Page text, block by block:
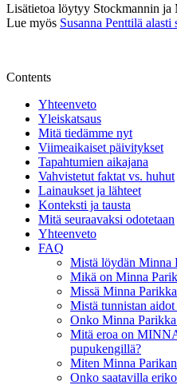
Lisätietoa löytyy Stockmannin ja
Lue myös Susanna Penttilä
Contents
Yhteenveto
Yleiskatsaus
Mitä tiedämme nyt
Viimeaikaiset päivitykset
Tapahtumien aikajana
Vahvistetut faktat vs. huhut
Lainaukset ja lähteet
Konteksti ja tausta
Mitä seuraavaksi odotetaan
Yhteenveto
FAQ
Mistä löydän Minna
Mikä on Minna
Missä Minna
Mistä tunnistan
Onko Minna
Mitä eroa on
pupukengillä?
Miten Minna
Onko saatavilla